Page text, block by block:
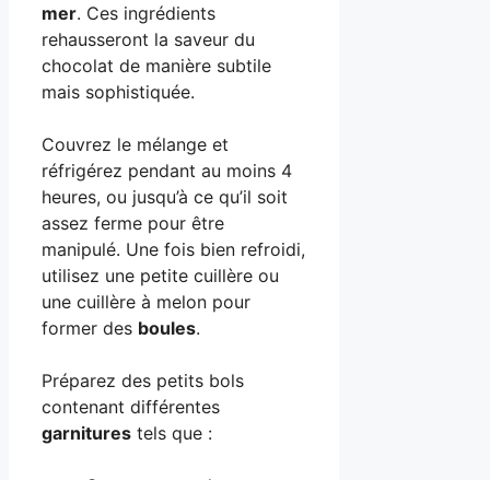
mer. Ces ingrédients
rehausseront la saveur du
chocolat de manière subtile
mais sophistiquée.
Couvrez le mélange et
réfrigérez pendant au moins 4
heures, ou jusqu’à ce qu’il soit
assez ferme pour être
manipulé. Une fois bien refroidi,
utilisez une petite cuillère ou
une cuillère à melon pour
former des boules.
Préparez des petits bols
contenant différentes
garnitures tels que :